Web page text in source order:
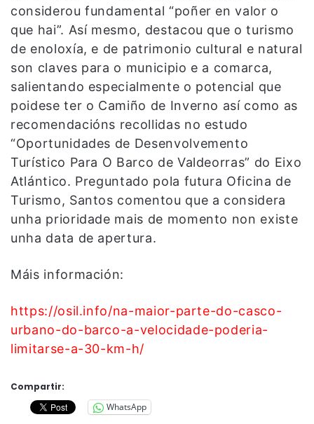
considerou fundamental “poñer en valor o
que hai”. Así mesmo, destacou que o turismo
de enoloxía, e de patrimonio cultural e natural
son claves para o municipio e a comarca,
salientando especialmente o potencial que
poidese ter o Camiño de Inverno así como as
recomendacións recollidas no estudo
“Oportunidades de Desenvolvemento
Turístico Para O Barco de Valdeorras” do Eixo
Atlántico. Preguntado pola futura Oficina de
Turismo, Santos comentou que a considera
unha prioridade mais de momento non existe
unha data de apertura.
Máis información:
https://osil.info/na-maior-parte-do-casco-
urbano-do-barco-a-velocidade-poderia-
limitarse-a-30-km-h/
Compartir:
WhatsApp